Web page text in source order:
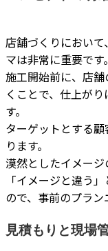
店舗づくりにおい
マは非常に重要です。
施工開始前に、店
くことで、仕上が
す。
ターゲットとする
ります。
漠然としたイメー
「イメージと違う
ので、事前のプラン
見積もりと現場